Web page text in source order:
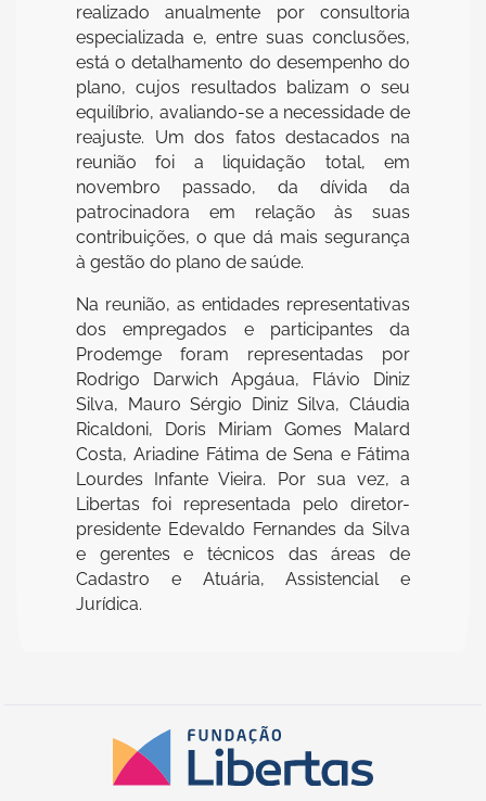
realizado anualmente por consultoria
especializada e, entre suas conclusões,
está o detalhamento do desempenho do
plano, cujos resultados balizam o seu
equilíbrio, avaliando-se a necessidade de
reajuste. Um dos fatos destacados na
reunião foi a liquidação total, em
novembro passado, da dívida da
patrocinadora em relação às suas
contribuições, o que dá mais segurança
à gestão do plano de saúde.
Na reunião, as entidades representativas
dos empregados e participantes da
Prodemge foram representadas por
Rodrigo Darwich Apgáua, Flávio Diniz
Silva, Mauro Sérgio Diniz Silva, Cláudia
Ricaldoni, Doris Miriam Gomes Malard
Costa, Ariadine Fátima de Sena e Fátima
Lourdes Infante Vieira. Por sua vez, a
Libertas foi representada pelo diretor-
presidente Edevaldo Fernandes da Silva
e gerentes e técnicos das áreas de
Cadastro e Atuária, Assistencial e
Jurídica.